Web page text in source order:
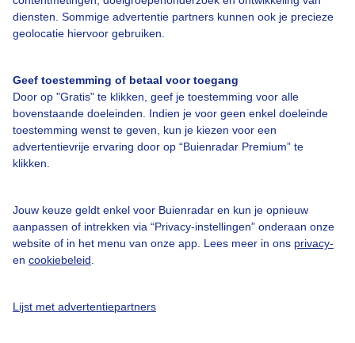
diensten. Sommige advertentie partners kunnen ook je precieze
geolocatie hiervoor gebruiken.
Geef toestemming of betaal voor toegang
Door op "Gratis" te klikken, geef je toestemming voor alle
bovenstaande doeleinden. Indien je voor geen enkel doeleinde
toestemming wenst te geven, kun je kiezen voor een
advertentievrije ervaring door op “Buienradar Premium” te
klikken.
Jouw keuze geldt enkel voor Buienradar en kun je opnieuw
aanpassen of intrekken via “Privacy-instellingen” onderaan onze
website of in het menu van onze app. Lees meer in ons privacy-
en cookiebeleid
Lijst met advertentiepartners
Bedrijfsgegevens
Contact
Toegankelijkheid
Gebruikersvoorwaarden
Adverteren
Privacy beleid
Cookie beleid